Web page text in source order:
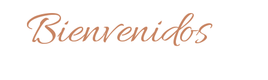
Bienvenidos